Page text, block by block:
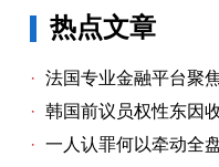
热点文章
· 法国专业金融平台聚焦《大纪
· 韩国前议员权性东因收
· 一人认罪何以牵动全